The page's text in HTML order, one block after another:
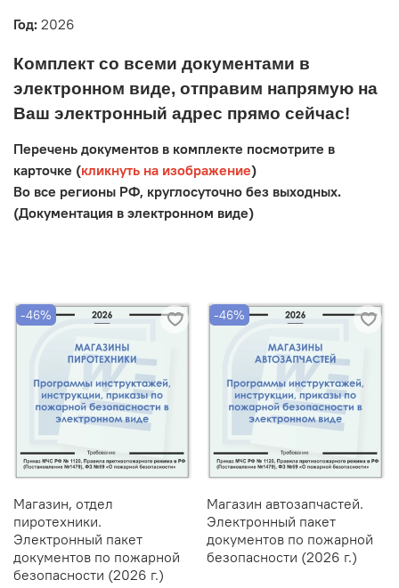
Год: 2026
Комплект со всеми документами в
электронном виде, отправим напрямую на
Ваш электронный адрес прямо сейчас!
Перечень документов в комплекте посмотрите в
карточке (кликнуть на изображение)
Во все регионы РФ, круглосуточно без выходных.
(Документация в электронном виде)
-46%
Магазин, отдел
пиротехники.
Электронный пакет
документов по пожарной
безопасности (2026 г.)
-46%
Магазин автозапчастей.
Электронный пакет
документов по пожарной
безопасности (2026 г.)